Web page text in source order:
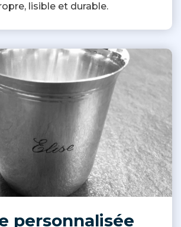
lisible et durable.
personnalisée